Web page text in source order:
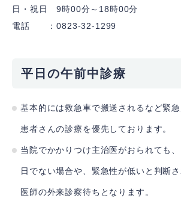
日・祝日 9時00分～18時00分
電話 ：0823-32-1299
平日の午前中診療
基本的には救急車で搬送されるなど緊
患者さんの診療を優先しております。
当院でかかりつけ主治医がおられても
日でない場合や、緊急性が低いと判断
医師の外来診察待ちとなります。